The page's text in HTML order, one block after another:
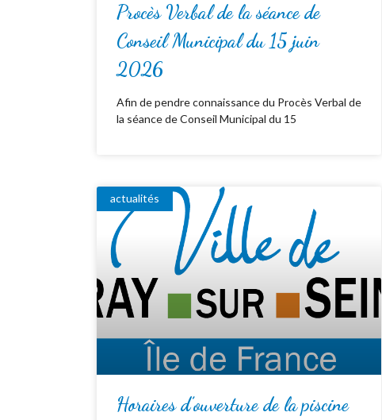
Procès Verbal de la séance de
Conseil Municipal du 15 juin
2026
Afin de pendre connaissance du Procès Verbal de
la séance de Conseil Municipal du 15
actualités
Horaires d’ouverture de la piscine